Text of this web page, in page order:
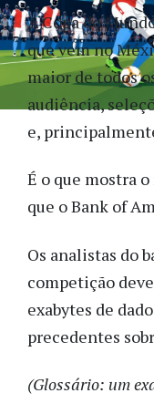
A Copa do
que vem no
maior de todos
audiência,
e,
É o que mostra
que o Bank of
Os analistas do
competição
exabytes de
precedentes
(Glossário: um